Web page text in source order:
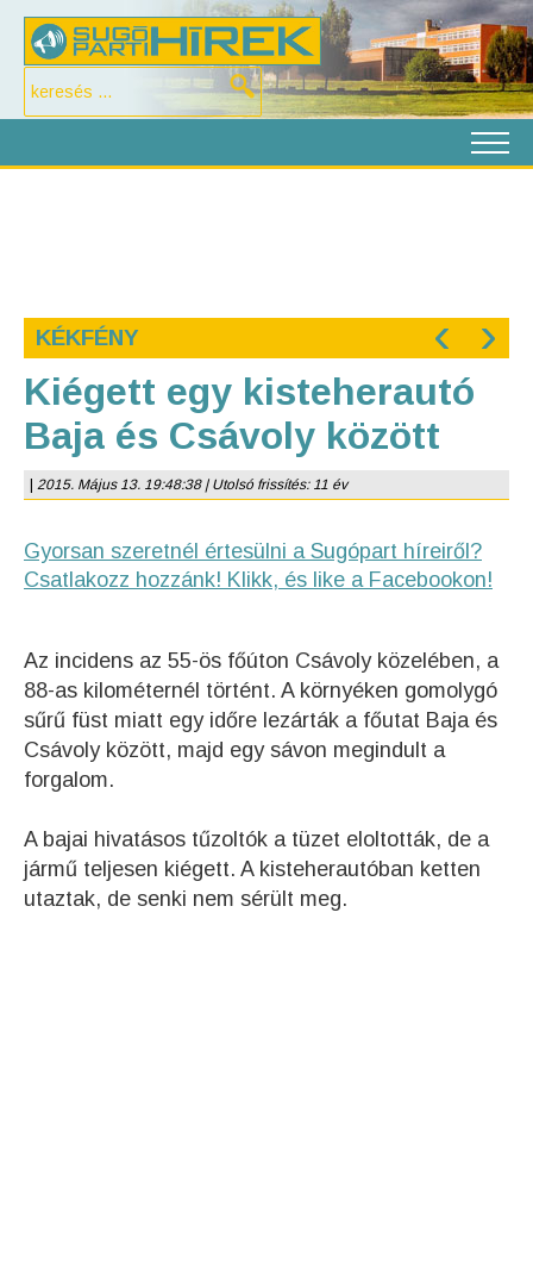
KÉKFÉNY ‹ ›
Kiégett egy kisteherautó
Baja és Csávoly között
2015. Május 13. 19:48:38 | Utolsó frissítés: 11 év
Gyorsan szeretnél értesülni a Sugópart híreiről?
Csatlakozz hozzánk! Klikk, és like a Facebookon!
Az incidens az 55-ös főúton Csávoly közelében, a
88-as kilométernél történt. A környéken gomolygó
sűrű füst miatt egy időre lezárták a főutat Baja és
Csávoly között, majd egy sávon megindult a
forgalom.
A bajai hivatásos tűzoltók a tüzet eloltották, de a
jármű teljesen kiégett. A kisteherautóban ketten
utaztak, de senki nem sérült meg.